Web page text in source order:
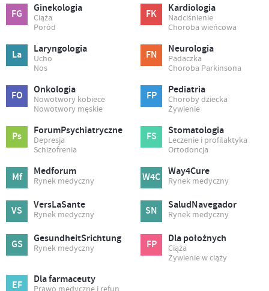
FG Ginekologia
Ciąża
Poród
FK Kardiologia
Nadciśnienie
Choroba wieńcowa
La Laryngologia
Ucho
Nos
FN Neurologia
Padaczka
Choroba Parkinsona
FO Onkologia
Nowotwory kobiece
Nowotwory męskie
FP Pediatria
Choroby dziecka
Żywienie
Ps ForumPsychiatryczne
Depresja
Schizofrenia
FS Stomatologia
Leczenie i profilaktyka
Ortodoncja
Mf Medforum
Rynek medyczny W4C Way4Cure
Rynek medyczny
VS VersLaSante
Rynek medyczny SN SaludNavegador
Rynek medyczny
GS GesundheitSrichtung
Rynek medyczny FP Dla położnych
Ciąża
Żywienie w ciąży
EF Dla farmaceuty